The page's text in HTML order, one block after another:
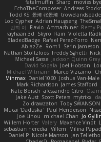
fatalmuffin Sharp movies
EchoTheComposer Andreas
Todd KS 景琦 张景琦 trowelandspade
Loo Cypher Adrian Haugseng
민희 이
Flavio Artmachiner Remy
rayhaan.3d
Skyro Rain Violetta
BladedBadge Rafael Perez-Torro
AblazZe Rom1 Serin Jameson
Nathan Stoltzfoos Freddy Sghetti
Michael Sasse Jackson Quinn Gray
David Sopala Joel Hobson
Michael Witmann Marco Vizcaino
Minmax Daniel1060 Joshua Van-Male
Mark Richardson James Stafford
Nate Borsch alessandro Citro
Jake Aust Scott Peters mytrixx
Zoidrawzaton Toby SWANSON
Mucai 'Daduska' Paul Henderson
Joe Lihou
michael Chan Jo
Willem Hörter Valery Maxence Vinot
sebastian heredia Villem Milina
Daniel P Nicole Manson Jan